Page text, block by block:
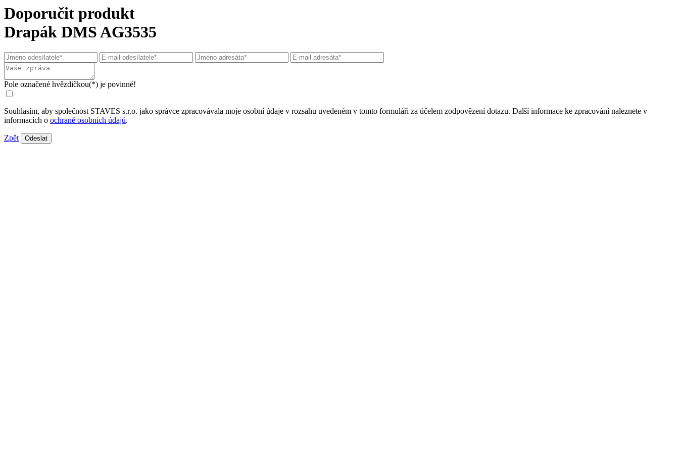
Doporučit produkt
Drapák DMS AG3535
Pole označené hvězdičkou(*) je povinné!
Souhlasím, aby společnost STAVES s.r.o. jako správce zpracovávala moje osobní údaje v rozsahu uvedeném v tomto formuláři za účelem zodpovězení dotazu. Další informace ke zpracování naleznete v
informacích o ochraně osobních údajů.
Zpět Odeslat